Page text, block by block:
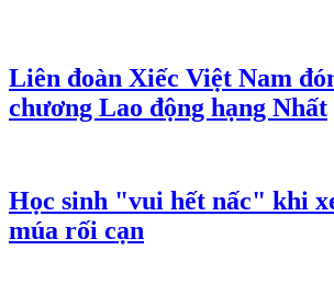
Liên đoàn Xiếc Việt Nam
chương Lao động hạng Nhất
Học sinh "vui hết nấc" khi
múa rối cạn